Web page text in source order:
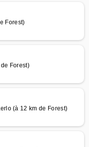
Forest)
Forest)
(à 12 km de Forest)